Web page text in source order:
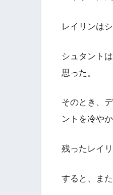
レイリンは
シュタント
思った。
そのとき、
ントを冷や
残ったレイ
すると、ま